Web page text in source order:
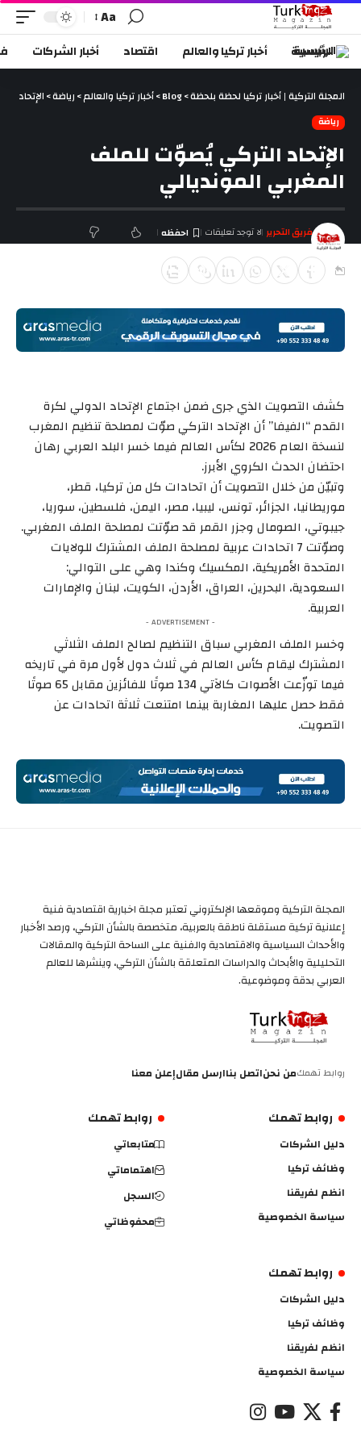
Aa
الرئيسية أخبار تركيا والعالم اقتصاد أخبار الشركات
المجلة التركية | أخبار تركيا لحظة بلحظة>
Blog
>أخبار تركيا والعالم>رياضة>الإتحاد
رياضة
الإتحاد التركي يُصوّت للملف
المغربي المونديالي
آخر تحديث يونيو 13, 2018 9:36 م
فريق التحرير لا توجد تعليقات
كشف التصويت الذي جرى ضمن اجتماع الإتحاد الدولي لكرة
القدم “الفيفا” أن الإتحاد التركي صوّت لمصلحة تنظيم المغرب
لنسخة العام 2026 لكأس العالم فيما خسر البلد العربي رهان
احتضان الحدث الكروي الأبرز.
وتبيّن من خلال التصويت أن اتحادات كل من تركيا، قطر،
موريطانيا، الجزائر، تونس، ليبيا، مصر، اليمن، فلسطين، سوريا،
جيبوتي، الصومال وجزر القمر قد صوّتت لمصلحة الملف المغربي.
وصوّتت 7 اتحادات عربية لمصلحة الملف المشترك للولايات
المتحدة الأمريكية، المكسيك وكندا وهي على التوالي:
السعودية، البحرين، العراق، الأردن، الكويت، لبنان والإمارات
العربية.
- ADVERTISEMENT -
وخسر الملف المغربي سباق التنظيم لصالح الملف الثلاثي
المشترك ليقام كأس العالم في ثلاث دول لأول مرة في تاريخه
فيما توزّعت الأصوات كالآتي 134 صوتًا للفائزين مقابل 65 صوتًا
فقط حصل عليها المغاربة بينما امتنعت ثلاثة اتحادات عن
التصويت.
المجلة التركية وموقعها الإلكتروني تعتبر مجلة اخبارية اقتصادية فنية
إعلانية تركية مستقلة ناطقة بالعربية، متخصصة بالشأن التركي، ورصد الأخبار
والأحداث السياسية والاقتصادية والفنية على الساحة التركية والمقالات
التحليلية والأبحاث والدراسات المتعلقة بالشأن التركي، وينشرها للعالم
العربي بدقة وموضوعية.
روابط تهمكمن نحناتصل بناارسل مقالإعلن معنا
روابط تهمك
دليل الشركات
وظائف تركيا
انظم لفريقنا
سياسة الخصوصية
روابط تهمك
متابعاتي
اهتماماتي
السجل
محفوظاتي
روابط تهمك
دليل الشركات
وظائف تركيا
انظم لفريقنا
سياسة الخصوصية